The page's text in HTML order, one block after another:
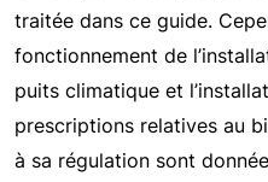
traitée dans ce guide.
fonctionnement de
puits climatique et
prescriptions relatives au
à sa régulation sont